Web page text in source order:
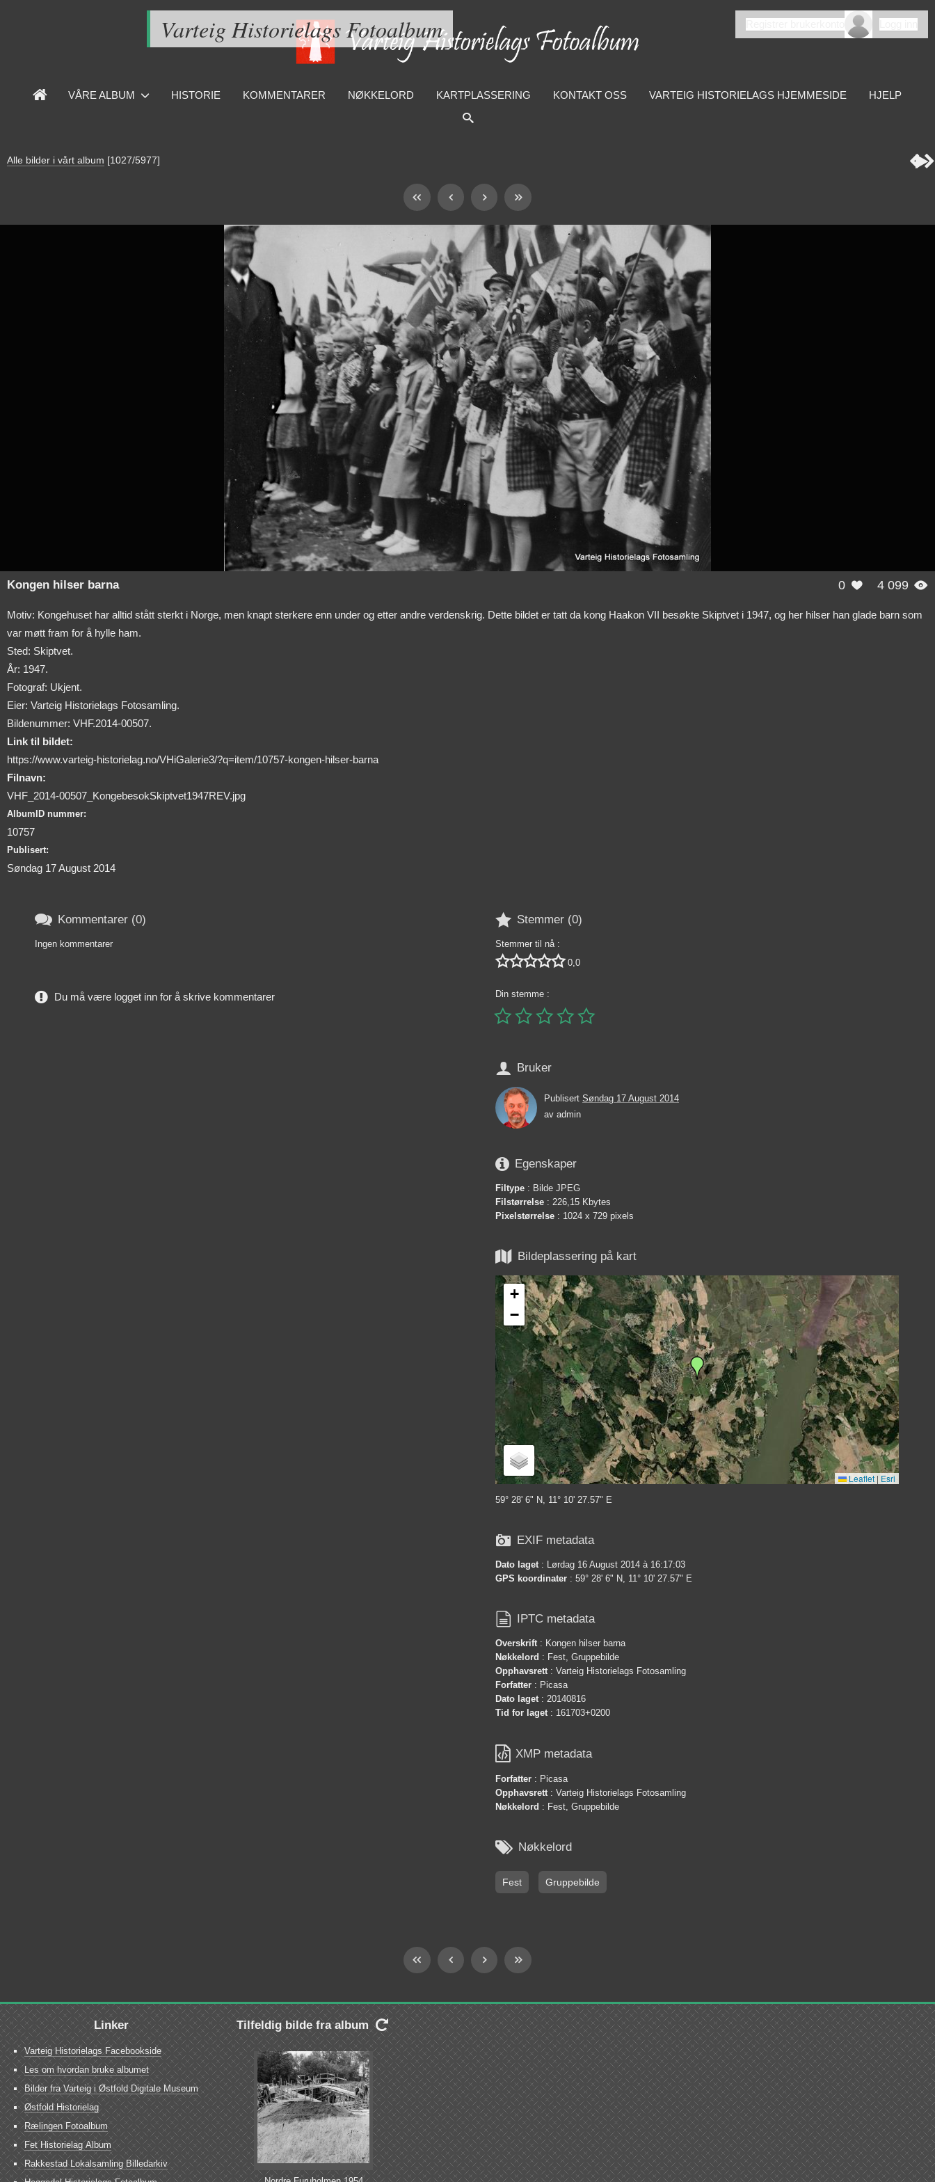
Varteig Historielags Fotoalbum
VÅRE ALBUM HISTORIE KOMMENTARER NØKKELORD KARTPLASSERING KONTAKT OSS VARTEIG HISTORIELAGS HJEMMESIDE HJELP
Alle bilder i vårt album [1027/5977] 
0  4 099 
Kongen hilser barna
Motiv: Kongehuset har alltid stått sterkt i Norge, men knapt sterkere enn under og etter andre verdenskrig. Dette bildet er tatt da kong Haakon VII besøkte Skiptvet i 1947, og her hilser han glade barn som
var møtt fram for å hylle ham.
Sted: Skiptvet.
År: 1947.
Fotograf: Ukjent.
Eier: Varteig Historielags Fotosamling.
Bildenummer: VHF.2014-00507.
Link til bildet:
https://www.varteig-historielag.no/VHiGalerie3/?q=item/10757-kongen-hilser-barna
Filnavn:
VHF_2014-00507_KongebesokSkiptvet1947REV.jpg
AlbumID nummer:
10757
Publisert:
Søndag 17 August 2014
 Stemmer (0)
Stemmer til nå :
 0,0
Din stemme :

 Bruker
Publisert Søndag 17 August 2014
av admin
 Egenskaper
Filtype : Bilde JPEG
Filstørrelse : 226,15 Kbytes
Pixelstørrelse : 1024 x 729 pixels
 Bildeplassering på kart
+
−
Leaflet | Esri
59° 28' 6" N, 11° 10' 27.57" E
 EXIF metadata
Dato laget : Lørdag 16 August 2014 à 16:17:03
GPS koordinater : 59° 28' 6" N, 11° 10' 27.57" E
 IPTC metadata
Overskrift : Kongen hilser barna
Nøkkelord : Fest, Gruppebilde
Opphavsrett : Varteig Historielags Fotosamling
Forfatter : Picasa
Dato laget : 20140816
Tid for laget : 161703+0200
 XMP metadata
Forfatter : Picasa
Opphavsrett : Varteig Historielags Fotosamling
Nøkkelord : Fest, Gruppebilde
 Nøkkelord
Fest Gruppebilde
 Kommentarer (0)
Ingen kommentarer
Du må være logget inn for å skrive kommentarer
Linker
Varteig Historielags Facebookside
Les om hvordan bruke albumet
Bilder fra Varteig i Østfold Digitale Museum
Østfold Historielag
Rælingen Fotoalbum
Fet Historielag Album
Rakkestad Lokalsamling Billedarkiv
Tilfeldig bilde fra album 